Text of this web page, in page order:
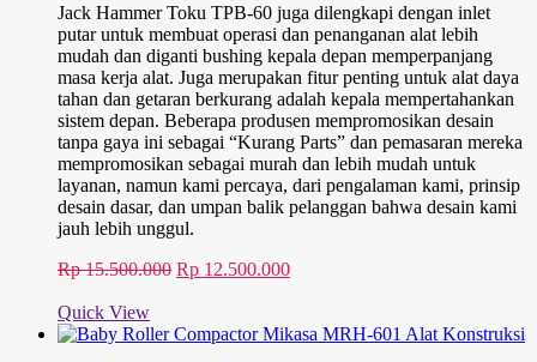
Jack Hammer Toku TPB-60 juga dilengkapi dengan inlet
putar untuk membuat operasi dan penanganan alat lebih
mudah dan diganti bushing kepala depan memperpanjang
masa kerja alat. Juga merupakan fitur penting untuk alat daya
tahan dan getaran berkurang adalah kepala mempertahankan
sistem depan. Beberapa produsen mempromosikan desain
tanpa gaya ini sebagai “Kurang Parts” dan pemasaran mereka
mempromosikan sebagai murah dan lebih mudah untuk
layanan, namun kami percaya, dari pengalaman kami, prinsip
desain dasar, dan umpan balik pelanggan bahwa desain kami
jauh lebih unggul.
Rp15.500.000 Harga
Rp 15.500.000.
Rp 12.500.000Harga
adalah:
Quick View